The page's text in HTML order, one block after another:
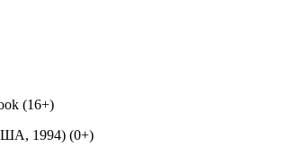
(16+)
1994) (0+)